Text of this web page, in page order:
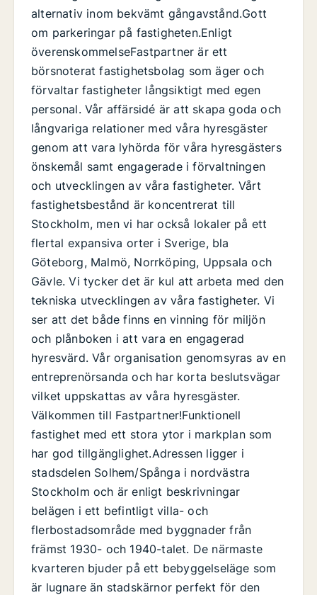
alternativ inom bekvämt gångavstånd.Gott
om parkeringar på fastigheten.Enligt
överenskommelseFastpartner är ett
börsnoterat fastighetsbolag som äger och
förvaltar fastigheter långsiktigt med egen
personal. Vår affärsidé är att skapa goda och
långvariga relationer med våra hyresgäster
genom att vara lyhörda för våra hyresgästers
önskemål samt engagerade i förvaltningen
och utvecklingen av våra fastigheter. Vårt
fastighetsbestånd är koncentrerat till
Stockholm, men vi har också lokaler på ett
flertal expansiva orter i Sverige, bla
Göteborg, Malmö, Norrköping, Uppsala och
Gävle. Vi tycker det är kul att arbeta med den
tekniska utvecklingen av våra fastigheter. Vi
ser att det både finns en vinning för miljön
och plånboken i att vara en engagerad
hyresvärd. Vår organisation genomsyras av en
entreprenörsanda och har korta beslutsvägar
vilket uppskattas av våra hyresgäster.
Välkommen till Fastpartner!Funktionell
fastighet med ett stora ytor i markplan som
har god tillgänglighet.Adressen ligger i
stadsdelen Solhem/Spånga i nordvästra
Stockholm och är enligt beskrivningar
belägen i ett befintligt villa- och
flerbostadsområde med byggnader från
främst 1930- och 1940-talet. De närmaste
kvarteren bjuder på ett bebyggelseläge som
är lugnare än stadskärnor perfekt för den